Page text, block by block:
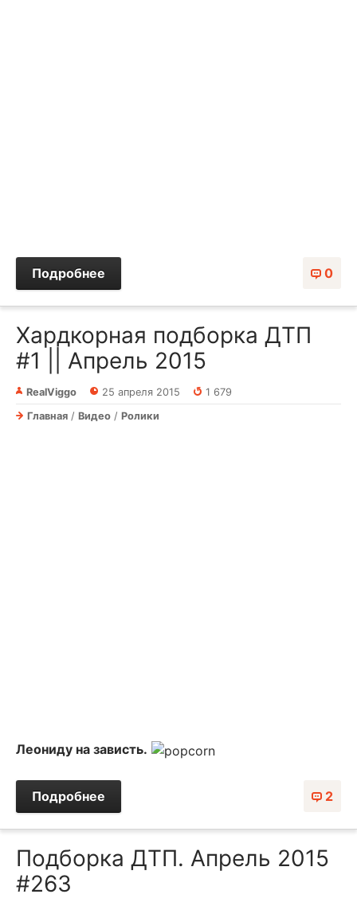
0
Подробнее
Хардкорная подборка ДТП
#1 || Апрель 2015
RealViggo 25 апреля 2015
1 679
Главная / Видео / Ролики
Леониду на зависть.
2
Подробнее
Подборка ДТП. Апрель 2015
#263